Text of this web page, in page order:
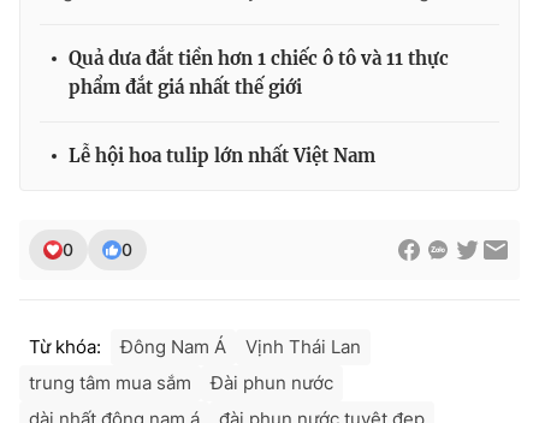
Quả dưa đắt tiền hơn 1 chiếc ô tô và 11 thực
phẩm đắt giá nhất thế giới
Lễ hội hoa tulip lớn nhất Việt Nam
0 0
Từ khóa: Đông Nam Á
Vịnh Thái Lan
trung tâm mua sắm
Đài phun nước